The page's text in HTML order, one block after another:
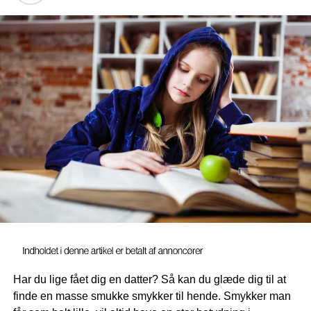
andre kammerater, og her kan det være sjovt at mødes og
lege i det fælles univers sammen. Kort sagt kan
udklædning til børn være med til at sætte gang i legen og
fantasien hos dit barn.
facetter.
Når børn har nissehuer på, vil de komme til at opleve en
form for fællesskab og et sammenhold med de andre
børn. Dette er også en af julens mest fantastiske ting, som
er vigtig at lære børnene. Når børn ser andre, der har en
nissehue på, vil de opleve at være tætte med hinanden,
da de har noget til fælles.
Mange minder følger med
Hvis I giver børnenenissehuer på til julfor at øge
julestemning i familien, er det vigtigt, at I får taget en
masse billeder. Det er nemlig noget, som de fleste børn vil
give dine børn en masse minder, som de sent vil glemme
om mange år. Der er mange måder at sikre, at minderne
bliver hos børnene, men den bedste og mest sikre er nok
Har du lige fået dig en datter? Så kan du glæde dig til at
finde en masse smukke smykker til hende. Smykker man